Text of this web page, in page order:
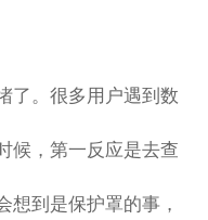
了。很多用户遇到数
候，第一反应是去查
想到是保护罩的事，